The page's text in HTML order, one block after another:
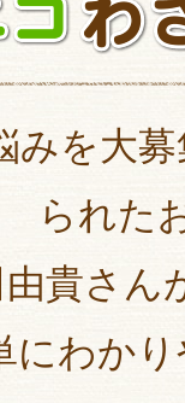
みを大
られた
貴さ
にわか